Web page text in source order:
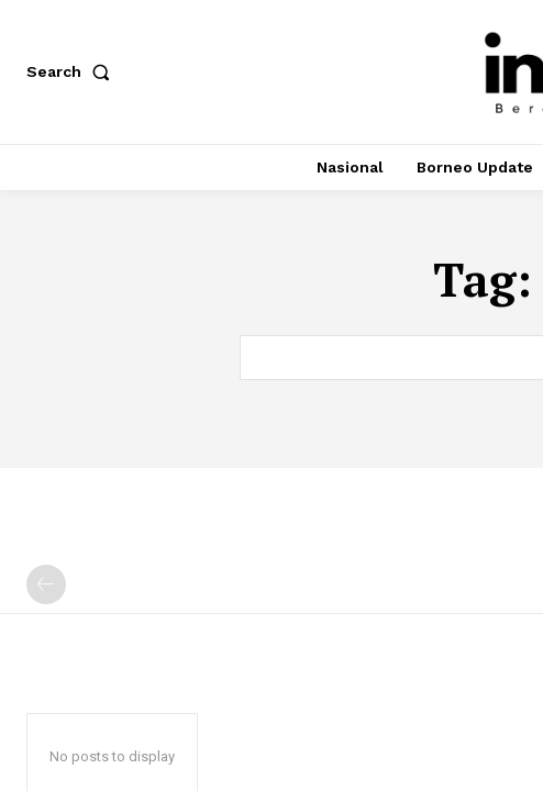
Search
Nasional Borneo Update
Tag:
No posts to display